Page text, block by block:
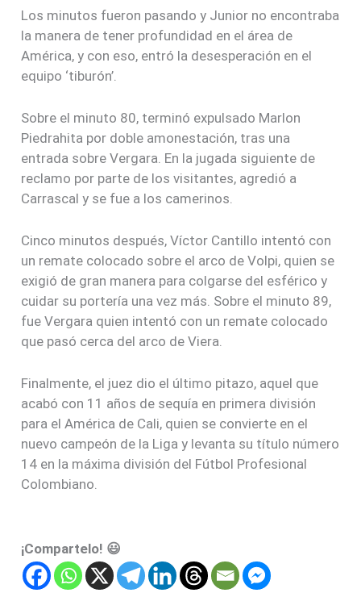
Los minutos fueron pasando y Junior no encontraba
la manera de tener profundidad en el área de
América, y con eso, entró la desesperación en el
equipo ‘tiburón’.
Sobre el minuto 80, terminó expulsado Marlon
Piedrahita por doble amonestación, tras una
entrada sobre Vergara. En la jugada siguiente de
reclamo por parte de los visitantes, agredió a
Carrascal y se fue a los camerinos.
Cinco minutos después, Víctor Cantillo intentó con
un remate colocado sobre el arco de Volpi, quien se
exigió de gran manera para colgarse del esférico y
cuidar su portería una vez más. Sobre el minuto 89,
fue Vergara quien intentó con un remate colocado
que pasó cerca del arco de Viera.
Finalmente, el juez dio el último pitazo, aquel que
acabó con 11 años de sequía en primera división
para el América de Cali, quien se convierte en el
nuevo campeón de la Liga y levanta su título número
14 en la máxima división del Fútbol Profesional
Colombiano.
¡Compartelo! 😃